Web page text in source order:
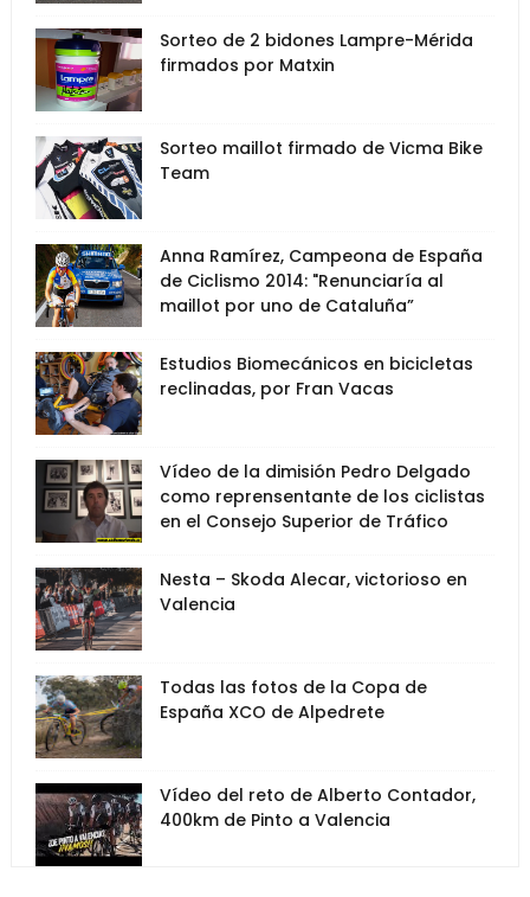
Sorteo de 2 bidones Lampre-Mérida
firmados por Matxin
Sorteo maillot firmado de Vicma Bike
Team
Anna Ramírez, Campeona de España
de Ciclismo 2014: "Renunciaría al
maillot por uno de Cataluña”
Estudios Biomecánicos en bicicletas
reclinadas, por Fran Vacas
Vídeo de la dimisión Pedro Delgado
como reprensentante de los ciclistas
en el Consejo Superior de Tráfico
Nesta – Skoda Alecar, victorioso en
Valencia
Todas las fotos de la Copa de
España XCO de Alpedrete
Vídeo del reto de Alberto Contador,
400km de Pinto a Valencia